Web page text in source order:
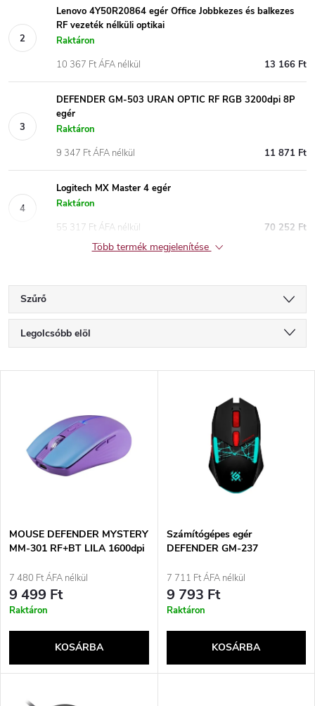
Lenovo 4Y50R20864 egér Office Jobbkezes és balkezes
RF vezeték nélküli optikai
Raktáron
13 166 Ft
10 367 Ft ÁFA nélkül
DEFENDER GM-503 URAN OPTIC RF RGB 3200dpi 8P
egér
Raktáron
11 871 Ft
9 347 Ft ÁFA nélkül
Logitech MX Master 4 egér
Raktáron
70 252 Ft
55 317 Ft ÁFA nélkül
Több termék megjelenítése
Szűrő
T
e
m
e
k
r
n
Legolcsóbb elöl
ABC szerint
é
k
e
k
l
MOUSE DEFENDER MYSTERY
MM-301 RF+BT LILA 1600dpi
7 480 Ft ÁFA nélkül
9 499 Ft
Raktáron
KOSÁRBA
Számítógépes egér
DEFENDER GM-237
FEKETE
7 711 Ft ÁFA nélkül
9 793 Ft
Raktáron
KOSÁRBA